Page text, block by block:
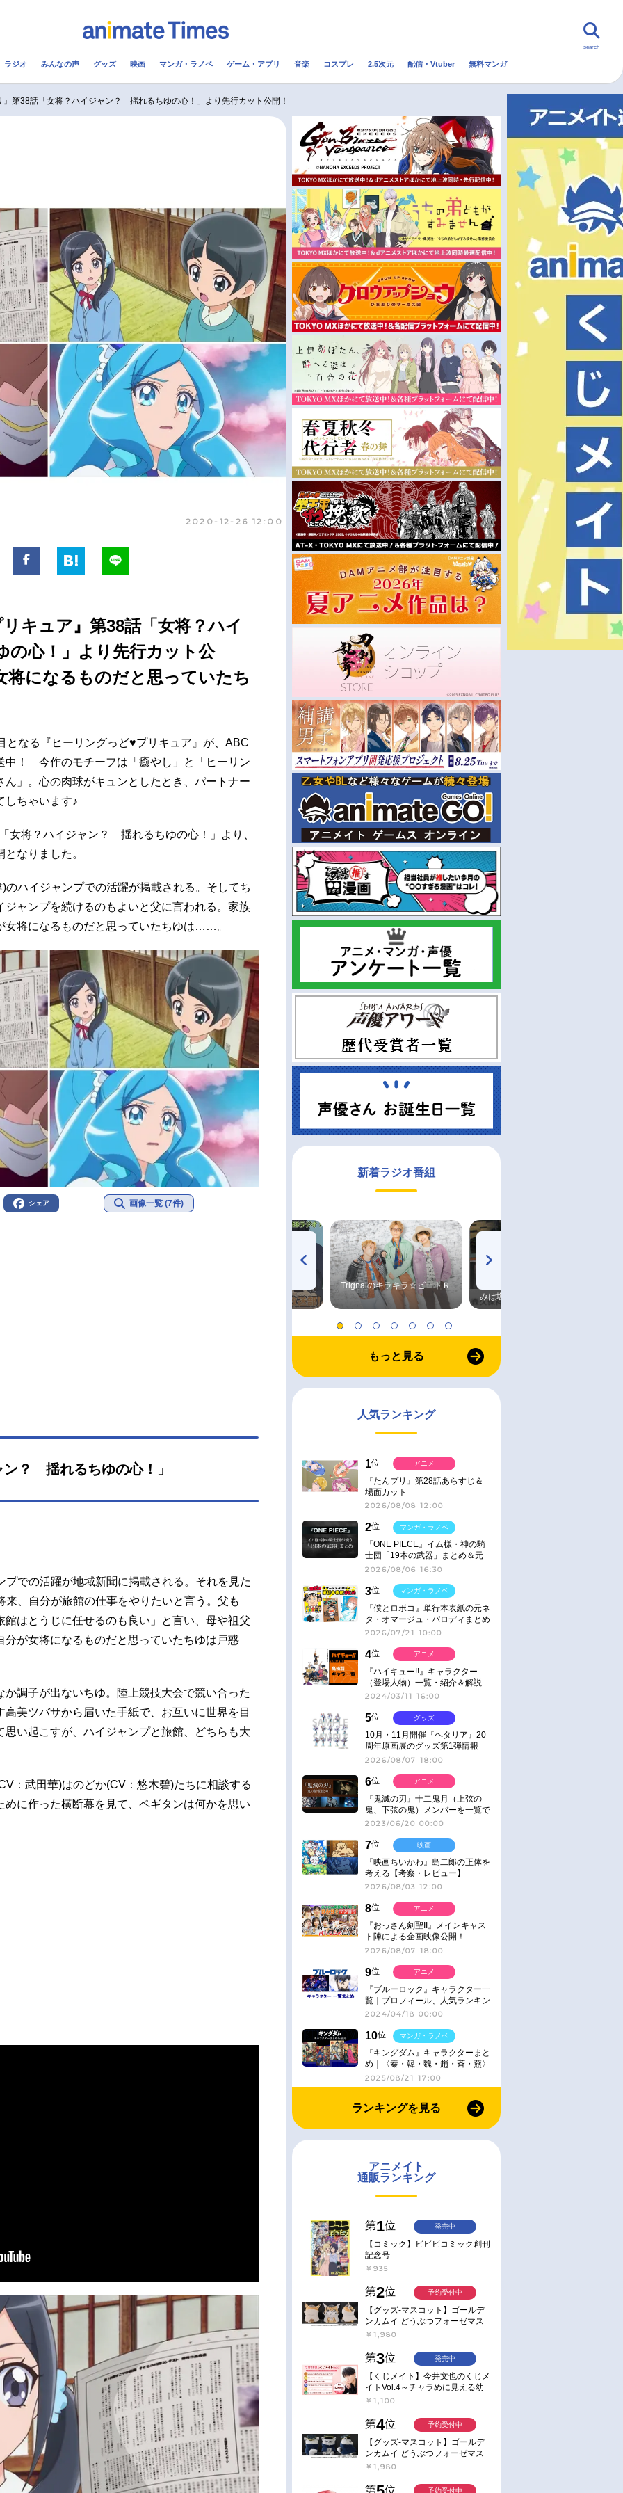
配信・Vtuber トレンド 無料マンガ
男性声優/女性声優一覧
今期アニメ曜日別一覧
夏アニメ
秋アニメ
冬アニメ
FOLLOW US
search
ラジオ みんなの声 グッズ 映画 マンガ・ラノベ ゲーム・アプリ 音楽 コスプレ 2.5次元 配信・Vtuber 無料マンガ
』第38話「女将？ハイジャン？ 揺れるちゆの心！」より先行カット公開！
2020-12-26 12:00
キュア』第38話「女将？ハイ
心！」より先行カット公
になるものだと思っていたち
となる『ヒーリングっど♥プリキュア』が、ABC
中！ 今作のモチーフは「癒やし」と「ヒーリン
」。心の肉球がキュンとしたとき、パートナー
しちゃいます♪
女将？ハイジャン？ 揺れるちゆの心！」より、
なりました。
ハイジャンプでの活躍が掲載される。そしてち
ャンプを続けるのもよいと父に言われる。家族
女将になるものだと思っていたちゆは……。
シェア 画像一覧 (7件)
？ 揺れるちゆの心！」
での活躍が地域新聞に掲載される。それを見た
、自分が旅館の仕事をやりたいと言う。父も
はとうじに任せるのも良い」と言い、母や祖父
が女将になるものだと思っていたちゆは戸惑
調子が出ないちゆ。陸上競技大会で競い合った
美ツバサから届いた手紙で、お互いに世界を目
い起こすが、ハイジャンプと旅館、どちらも大
：武田華)はのどか(CV：悠木碧)たちに相談する
に作った横断幕を見て、ペギタンは何かを思い
新着ラジオ番組
Trignalのキラキラ☆ビートＲ
みは塩だけ
もっと見る
人気ランキング
1位
『たんプリ』第28話あらすじ＆
場面カット
2026/08/08 12:00
アニメ
2位
『ONE PIECE』イム様・神の騎
士団「19本の武器」まとめ＆元
ネタ
2026/08/06 16:30
マンガ・ラノベ
3位
『僕とロボコ』単行本表紙の元ネ
タ・オマージュ・パロディまとめ
2026/07/21 10:00
マンガ・ラノベ
4位
『ハイキュー!!』キャラクター
（登場人物）一覧・紹介＆解説
2024/03/11 16:00
アニメ
5位
10月・11月開催『ヘタリア』20
周年原画展のグッズ第1弾情報
2026/08/07 18:00
グッズ
6位
『鬼滅の刃』十二鬼月（上弦の
鬼、下弦の鬼）メンバーを一覧で
紹介＆解説（登場鬼の情報まと
2023/06/20 00:00
アニメ
7位
『映画ちいかわ』島二郎の正体を
考える【考察・レビュー】
2026/08/03 12:00
映画
8位
『おっさん剣聖II』メインキャス
ト陣による企画映像公開！
2026/08/07 18:00
アニメ
9位
『ブルーロック』キャラクター一
覧｜プロフィール、人気ランキン
グ、キャラソン、診断など気にな
2024/04/18 00:00
アニメ
10位
『キングダム』キャラクターまと
め｜〈秦・韓・魏・趙・斉・燕〉
2025/08/21 17:00
マンガ・ラノベ
ランキングを見る
アニメイト
通販ランキング
第1位
【コミック】ビビビコミック創刊
記念号
￥935
発売中
第2位
【グッズ-マスコット】ゴールデ
ンカムイ どうぶつフォーゼマス
コット 4.尾形百之助【再販】
￥1,980
予約受付中
第3位
【くじメイト】今井文也のくじメ
イトVol.4～チャラめに見える幼
馴染、実は一途で独占欲が強いん
￥1,100
発売中
第4位
【グッズ-マスコット】ゴールデ
ンカムイ どうぶつフォーゼマス
コット 5.月島軍曹【再販】
￥1,980
予約受付中
第 位 予約受付中